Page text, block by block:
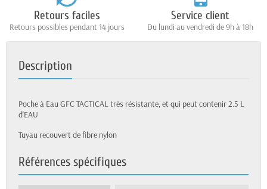
Retours faciles
Retours possibles pendant 14 jours
Service client
Du lundi au vendredi de 9h à 18h
Description
Poche à Eau GFC TACTICAL très résistante, et qui peut contenir 2.5 L
d'EAU
Tuyau recouvert de fibre nylon
Références spécifiques